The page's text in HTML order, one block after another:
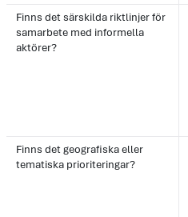
Finns det särskilda riktlinjer för
samarbete med informella
aktörer?
Finns det geografiska eller
tematiska prioriteringar?